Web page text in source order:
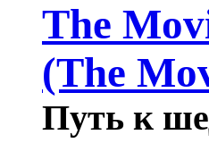
The
(The
Путь к